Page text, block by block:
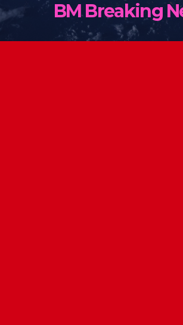
BM Breaking